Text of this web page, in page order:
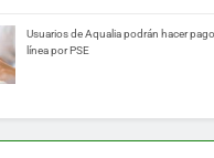
Usuarios de Aqualia podrán hacer
línea por PSE